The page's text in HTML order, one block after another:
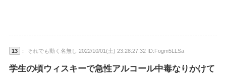
13 ： それでも動く名無し 2022/10/01(土) 23:28:27.32 ID:Fogm5LLSa
学生の頃ウィスキーで急性アルコール中毒なりかけて